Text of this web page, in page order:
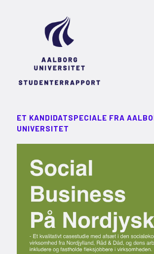
ET KANDIDATSPECIALE FRA
UNIVERSITET